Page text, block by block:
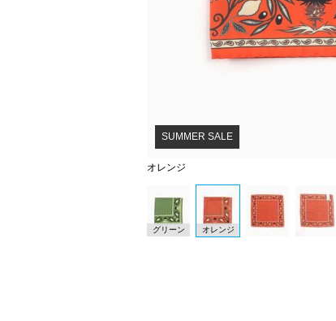
オレンジ
SUMMER SALE
グリーン オレンジ